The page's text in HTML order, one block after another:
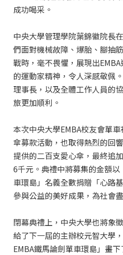
成功喝采。
中央大學管理學院葉錦徽院長
們面對機械故障、爆胎、腳抽
戰時，毫不畏懼，展現出
的運動家精神，令人深感敬佩
理事長，以及全體工作人員的
旅更加順利。
本次中央大學EMBA校友會單
傘募款活動，也取得熱烈的回
提供的二百支愛心傘，最終追
6千元。典禮中將募集的金額
車環島」名義全數捐贈「心路
參與公益的美好成果，為社會
閉幕典禮上，中央大學也將象
給了下一屆的主辦校元智大學
EMBA鐵馬論劍單車環島」畫